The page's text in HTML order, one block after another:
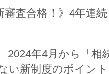
審査合格！》4年連
年4月から「相
い新制度のポイント